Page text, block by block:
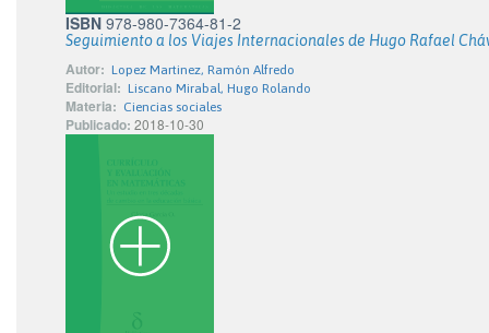
ISBN 978-980-7364-81-2
Seguimiento a los Viajes Internacionales de Hugo Rafael
Autor: Lopez Martinez, Ramón Alfredo
Editorial: Liscano Mirabal, Hugo Rolando
Materia: Ciencias sociales
Publicado: 2018-10-30